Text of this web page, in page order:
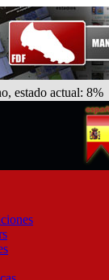
estado actual: 8%